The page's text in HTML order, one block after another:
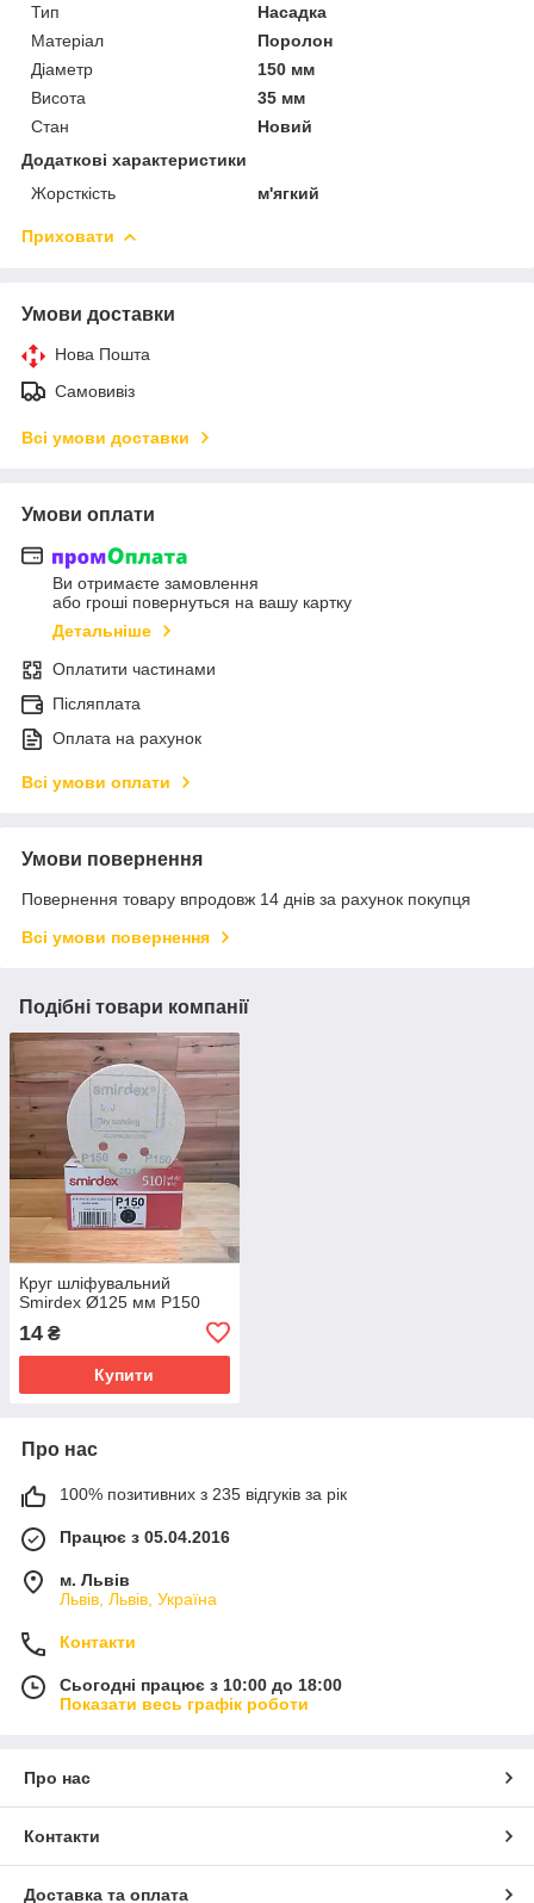
Тип
Насадка
Матеріал
Поролон
Діаметр
150 мм
Висота
35 мм
Стан
Новий
Додаткові характеристики
Жорсткість
м'ягкий
Приховати
Умови доставки
Нова Пошта
Самовивіз
Всі умови доставки
Умови оплати
Ви отримаєте замовлення
або гроші повернуться на вашу картку
Детальніше
Оплатити частинами
Післяплата
Оплата на рахунок
Всі умови оплати
Умови повернення
Повернення товару впродовж 14 днів за рахунок покупця
Всі умови повернення
Подібні товари компанії
Круг шліфувальний
Smirdex Ø125 мм Р150
14 ₴
Купити
Про нас
100% позитивних з 235 відгуків за рік
Працює з 05.04.2016
м. Львів
Львів, Львів, Україна
Контакти
Сьогодні працює з 10:00 до 18:00
Показати весь графік роботи
Про нас
Контакти
Доставка та оплата